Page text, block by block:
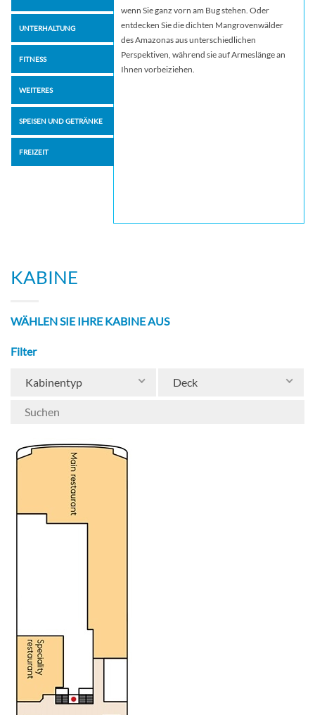
UNTERHALTUNG
FITNESS
WEITERES
SPEISEN UND GETRÄNKE
FREIZEIT
wenn Sie ganz vorn am Bug stehen. Oder
entdecken Sie die dichten Mangrovenwälder
des Amazonas aus unterschiedlichen
Perspektiven, während sie auf Armeslänge an
Ihnen vorbeiziehen.
KABINE
WÄHLEN SIE IHRE KABINE AUS
Filter
Kabinentyp Deck